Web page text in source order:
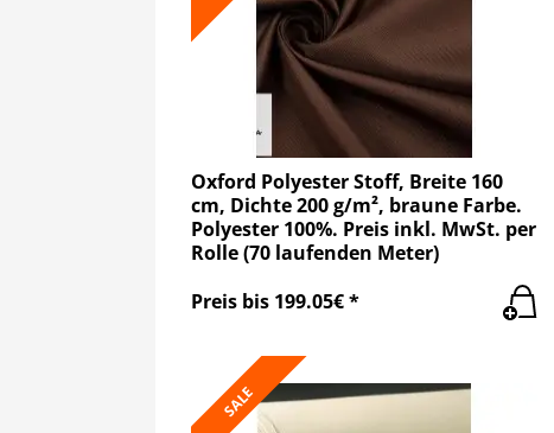
Oxford Polyester Stoff, Breite 160
cm, Dichte 200 g/m², braune Farbe.
Polyester 100%. Preis inkl. MwSt. per
Rolle (70 laufenden Meter)
Preis bis 199.05€ *
SALE